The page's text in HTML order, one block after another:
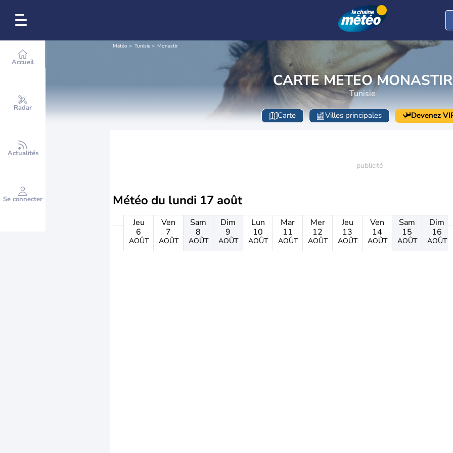
Accueil
Radar
Actualités
Se connecter
Météo Tunisie Monastir
CARTE METEO MONASTIR
Tunisie
Carte Villes principales Devenez
Météo du lundi 17 août
Jeu
6
AOÛT
Ven
7
AOÛT
Sam
8
AOÛT
Dim
9
AOÛT
Lun
10
AOÛT
Mar
11
AOÛT
Mer
12
AOÛT
Jeu
13
AOÛT
Ven
14
AOÛT
Sam
15
AOÛT
Dim
16
AOÛT